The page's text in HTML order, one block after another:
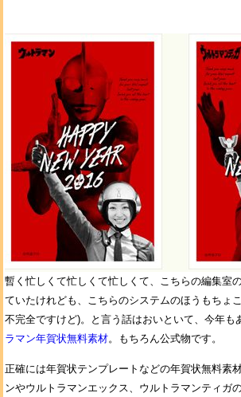
暫く忙しくて忙しくて忙しくて、こちらの編集室
ていたけれども、こちらのシステムのほうもちょ
不完全ですけど)。と言う話はおいといて、今年も
ラマン年賀状無料素材。もちろん公式物です。
正確には年賀状テンプレートなどの年賀状無料素
ンやウルトラマンエックス、ウルトラマンティガ